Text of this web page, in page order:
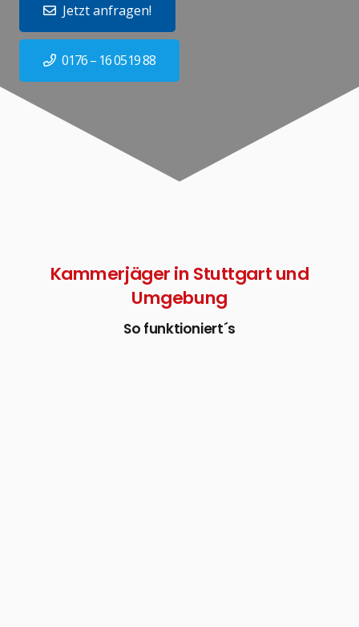
Jetzt anfragen!
0176 – 16 0519 88
Kammerjäger in Stuttgart und
Umgebung
So funktioniert´s